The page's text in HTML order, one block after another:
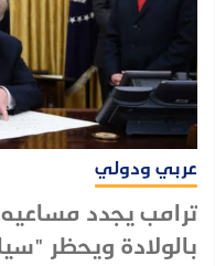
عربي ودولي
ترامب يجدد
بالولادة ويحظر